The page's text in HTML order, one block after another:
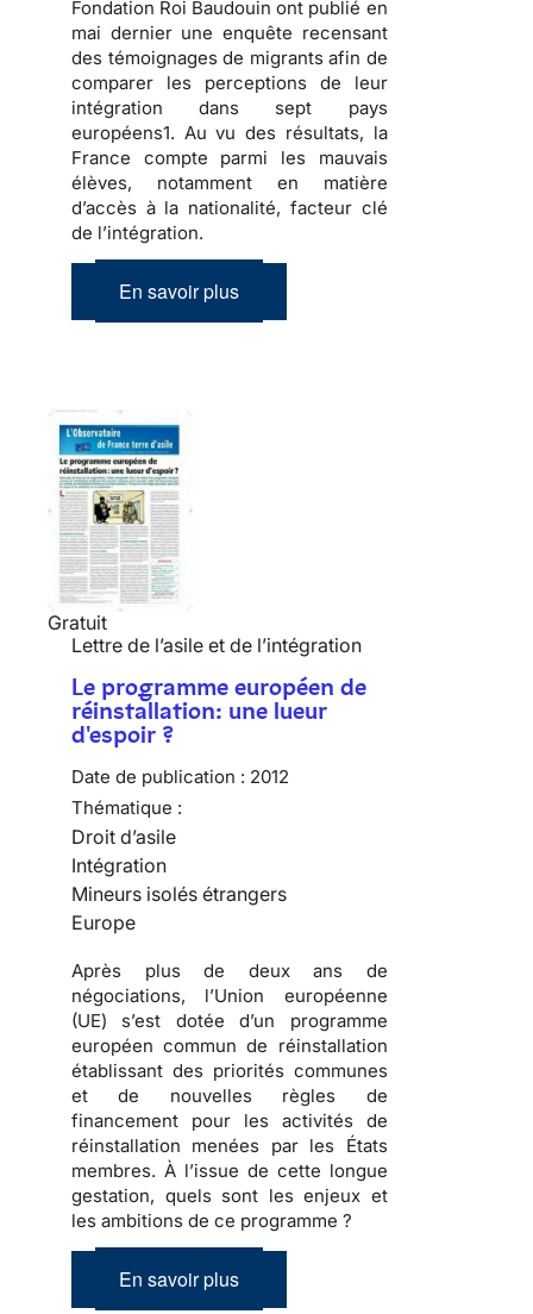
Fondation Roi Baudouin ont publié en
mai dernier une enquête recensant
des témoignages de migrants afin de
comparer les perceptions de leur
intégration dans sept pays
européens1. Au vu des résultats, la
France compte parmi les mauvais
élèves, notamment en matière
d’accès à la nationalité, facteur clé
de l’intégration.
En savoir plus
Gratuit
Lettre de l’asile et de l’intégration
Le programme européen de
réinstallation: une lueur
d'espoir ?
Date de publication : 2012
Thématique :
Droit d’asile
Intégration
Mineurs isolés étrangers
Europe
Après plus de deux ans de
négociations, l’Union européenne
(UE) s’est dotée d’un programme
européen commun de réinstallation
établissant des priorités communes
et de nouvelles règles de
financement pour les activités de
réinstallation menées par les États
membres. À l’issue de cette longue
gestation, quels sont les enjeux et
les ambitions de ce programme ?
En savoir plus